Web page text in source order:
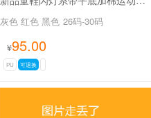
灰色 红色 黑色 26码-30码
¥95.00
PU 可退换